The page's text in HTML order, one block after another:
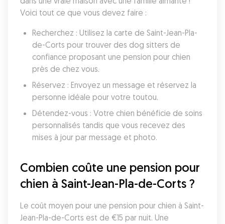
Voici tout ce que vous devez faire :
Recherchez : Utilisez la carte de Saint-Jean-Pla-
de-Corts pour trouver des dog sitters de
confiance proposant une pension pour chien
près de chez vous.
Réservez : Envoyez un message et réservez la
personne idéale pour votre toutou.
Détendez-vous : Votre chien bénéficie de soins
personnalisés tandis que vous recevez des
mises à jour par message et photo.
Combien coûte une pension pour
chien à Saint-Jean-Pla-de-Corts ?
Le coût moyen pour une pension pour chien à Saint-
Jean-Pla-de-Corts est de €15 par nuit. Une